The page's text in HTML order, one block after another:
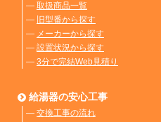
― 取扱商品一覧
― 旧型番から探す
― メーカーから探す
― 設置状況から探す
― 3分で完結Web見積り
給湯器の安心工事
― 交換工事の流れ